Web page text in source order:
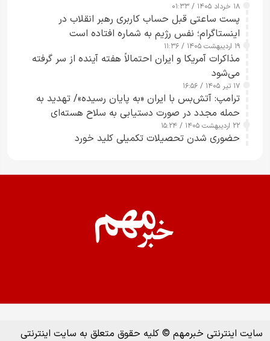
۱۸ خرداد ۱۴۰۵ / ۰۱:۳۳
پست ساعتی قبل حساب کاربری رهبر انقلاب در
اینستاگرام؛ نفس رژیم به شماره افتاده است​
۱۹ اردیبهشت ۱۴۰۵ / ۱۱:۳۶
مذاکرات آمریکا و ایران احتمالاً هفته آینده از سر گرفته
می‌شود
۱۷ تیر ۱۴۰۵ / ۱۶:۵۶
ترامپ: آتش‌بس با ایران «به پایان رسیده»/ تهدید به
حمله مجدد در صورت دستیابی به سلاح هسته‌ای
۲۲ اردیبهشت ۱۴۰۵ / ۱۵:۲۴
حضوری شدن تحصیلات تکمیلی کلید خورد
سایت اینترنتی خبرمهم © کلیه حقوق متعلق به سایت اینترنتی